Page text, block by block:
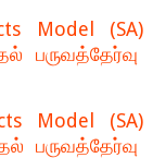
Model (SA)
பருவத்தேர்வு
Model (SA)
பருவத்தேர்வு